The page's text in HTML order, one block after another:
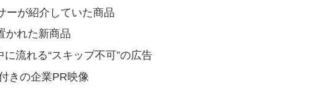
ーが紹介していた商品
かれた新商品
流れる“スキップ不可”の広告
きの企業PR映像